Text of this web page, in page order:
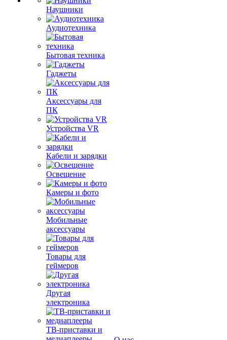
Наушники
Аудиотехника
Бытовая техника
Гаджеты
Аксессуары для
ПК
Устройства VR
Кабели и зарядки
Освещение
Камеры и фото
Мобильные
аксессуары
Товары для
геймеров
Другая
электроника
ТВ-приставки и